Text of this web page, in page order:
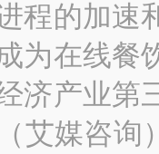
程的加速
为在线餐
济产业第
艾媒咨